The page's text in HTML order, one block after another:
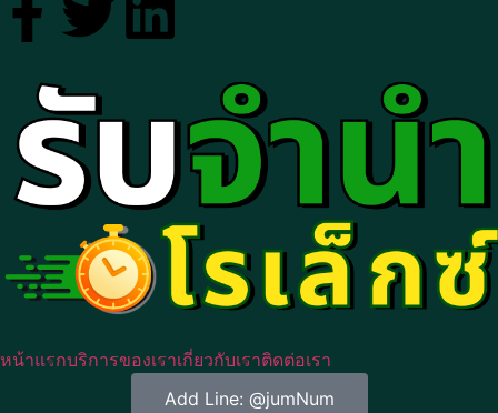
หน้าแรกบริการของเราเกี่ยวกับเราติดต่อเรา
Add Line: @jumNum